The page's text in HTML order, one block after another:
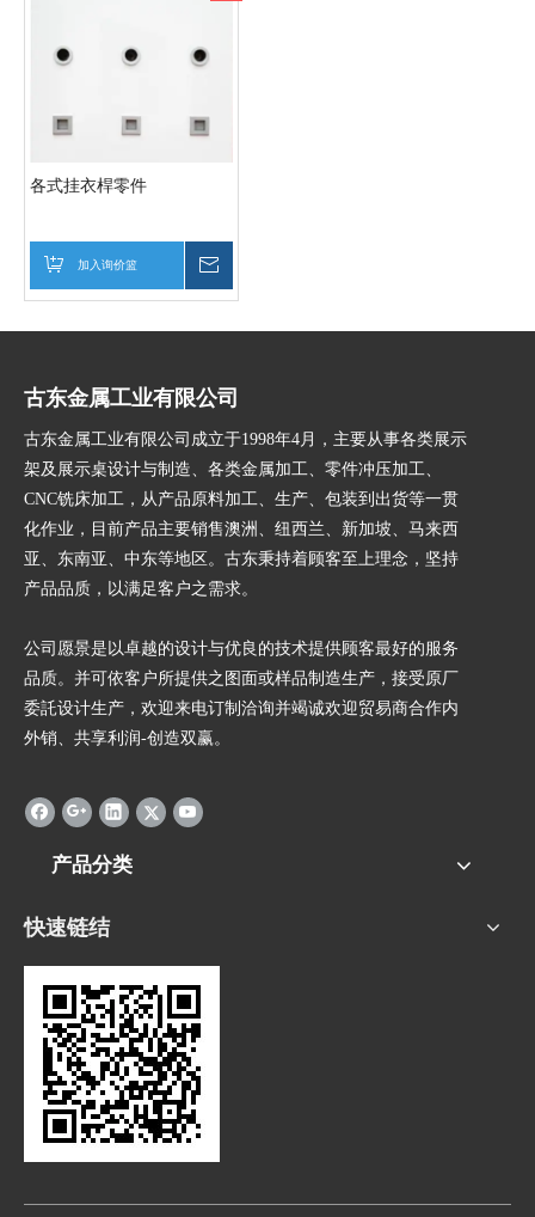
各式挂衣桿零件
加入询价篮
古东金属工业有限公司
古东金属工业有限公司成立于1998年4月，主要从事各类展示
架及展示桌设计与制造、各类金属加工、零件冲压加工、
CNC铣床加工，从产品原料加工、生产、包装到出货等一贯
化作业，目前产品主要销售澳洲、纽西兰、新加坡、马来西
亚、东南亚、中东等地区。古东秉持着顾客至上理念，坚持
产品品质，以满足客户之需求。
公司愿景是以卓越的设计与优良的技术提供顾客最好的服务
品质。并可依客户所提供之图面或样品制造生产，接受原厂
委託设计生产，欢迎来电订制洽询并竭诚欢迎贸易商合作内
外销、共享利润-创造双赢。
产品分类
快速链结